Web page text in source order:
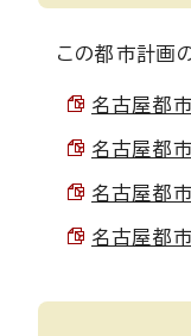
この都市計
名古屋都
名古屋都
名古屋都
名古屋都